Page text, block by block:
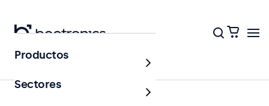
Página principal
Productos
Sectores